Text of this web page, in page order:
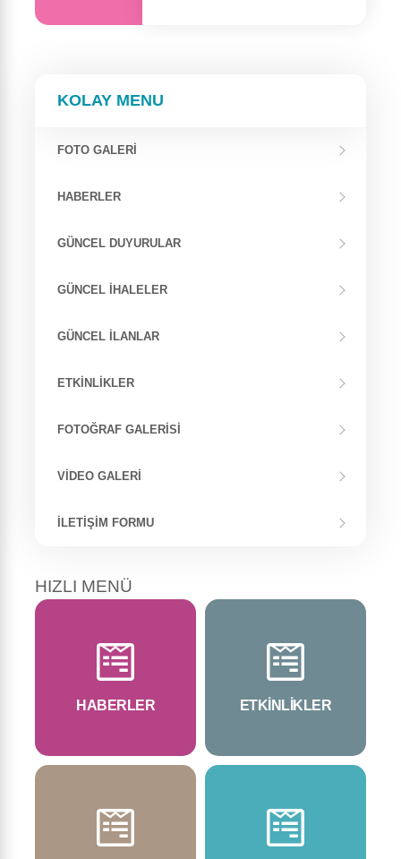
KOLAY MENU
FOTO GALERİ
HABERLER
GÜNCEL DUYURULAR
GÜNCEL İHALELER
GÜNCEL İLANLAR
ETKINLIKLER
FOTOĞRAF GALERISI
VIDEO GALERI
İLETIŞIM FORMU
HIZLI MENÜ
HABERLER ETKİNLİKLER